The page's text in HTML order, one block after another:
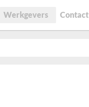
Werkgevers Contact